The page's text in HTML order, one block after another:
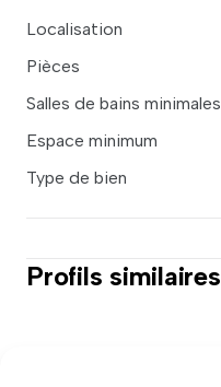
Localisation
Pièces
Salles de bains minimales
Espace minimum
Type de bien
Profils similaires